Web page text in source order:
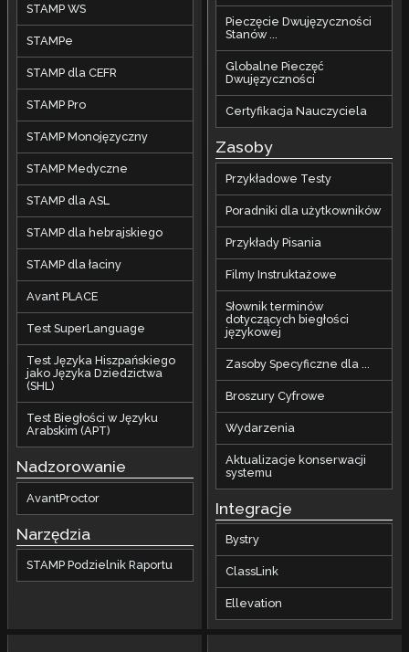
STAMP WS
STAMPe
STAMP dla CEFR
STAMP Pro
STAMP Monojęzyczny
STAMP Medyczne
STAMP dla ASL
STAMP dla hebrajskiego
STAMP dla łaciny
Avant PLACE
Test SuperLanguage
Test Języka Hiszpańskiego
jako Języka Dziedzictwa
(SHL)
Test Biegłości w Języku
Arabskim (APT)
Nadzorowanie
AvantProctor
Narzędzia
STAMP Podzielnik Raportu
Pieczęcie Dwujęzyczności
Stanów ...
Globalne Pieczęć
Dwujęzyczności
Certyfikacja Nauczyciela
Zasoby
Przykładowe Testy
Poradniki dla użytkowników
Przykłady Pisania
Filmy Instruktażowe
Słownik terminów
dotyczących biegłości
językowej
Zasoby Specyficzne dla ...
Broszury Cyfrowe
Wydarzenia
Aktualizacje konserwacji
systemu
Integracje
Bystry
ClassLink
Ellevation